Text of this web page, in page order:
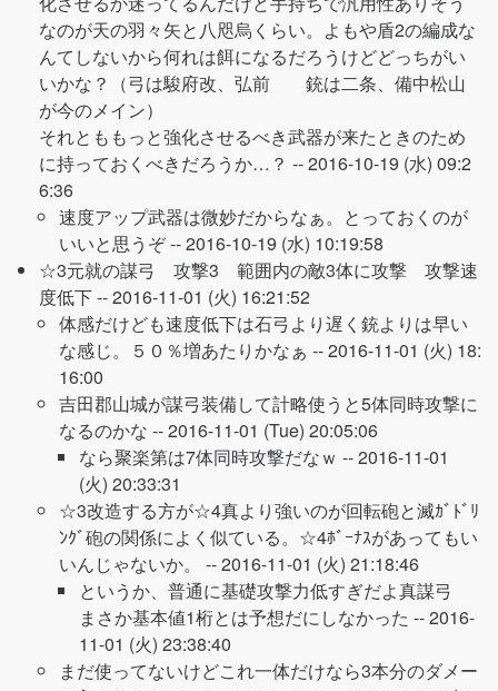
なのが天の羽々矢と八咫烏くらい。よもや盾2の編成な
んてしないから何れは餌になるだろうけどどっちがい
いかな？（弓は駿府改、弘前 銃は二条、備中松山
が今のメイン）
それとももっと強化させるべき武器が来たときのため
に持っておくべきだろうか…？ --2016-10-19 (水) 09:2
6:36
速度アップ武器は微妙だからなぁ。とっておくのが
いいと思うぞ --2016-10-19 (水) 10:19:58
☆3元就の謀弓 攻撃3 範囲内の敵3体に攻撃 攻撃速
度低下 --2016-11-01 (火) 16:21:52
体感だけども速度低下は石弓より遅く銃よりは早い
な感じ。５０％増あたりかなぁ --2016-11-01 (火) 18:
16:00
吉田郡山城が謀弓装備して計略使うと5体同時攻撃に
なるのかな --2016-11-01 (Tue) 20:05:06
なら聚楽第は7体同時攻撃だなｗ --2016-11-01
(火) 20:33:31
☆3改造する方が☆4真より強いのが回転砲と滅ｶﾞﾄﾞﾘ
ﾝｸﾞ砲の関係によく似ている。☆4ﾎﾞｰﾅｽがあってもい
いんじゃないか。 --2016-11-01 (火) 21:18:46
というか、普通に基礎攻撃力低すぎだよ真謀弓
まさか基本値1桁とは予想だにしなかった --2016-
11-01 (火) 23:38:40
まだ使ってないけどこれ一体だけなら3本分のダメー